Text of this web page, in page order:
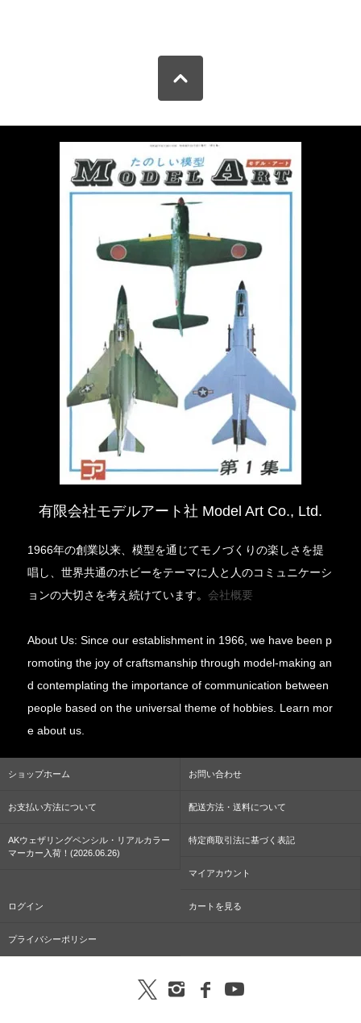
有限会社モデルアート社 Model Art Co., Ltd.
1966年の創業以来、模型を通じてモノづくりの楽しさを提
唱し、世界共通のホビーをテーマに人と人のコミュニケーシ
ョンの大切さを考え続けています。会社概要
About Us: Since our establishment in 1966, we have been p
romoting the joy of craftsmanship through model-making an
d contemplating the importance of communication between
people based on the universal theme of hobbies. Learn mor
e about us.
ショップホーム お問い合わせ
お支払い方法について 配送方法・送料について
AKウェザリングペンシル・リアルカラー
マーカー入荷！(2026.06.26)
特定商取引法に基づく表記
マイアカウント
ログイン カートを見る
プライバシーポリシー